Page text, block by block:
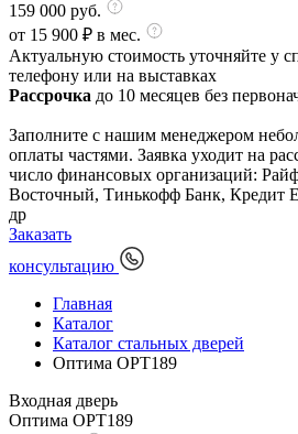
159 000 руб.
от 15 900 ₽ в мес.
Актуальную стоимость уточняйте у
телефону или на выставках
Рассрочка до 10 месяцев без
Заполните с нашим менеджером
оплаты частями. Заявка уходит на
число финансовых организаций:
Восточный, Тинькофф Банк, Кредит
др
Заказать
консультацию
Главная
Каталог
Каталог стальных дверей
Оптима OPT189
Входная дверь
Оптима OPT189